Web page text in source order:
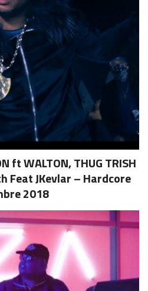
ft WALTON, THUG TRISH
Feat JKevlar – Hardcore
2018